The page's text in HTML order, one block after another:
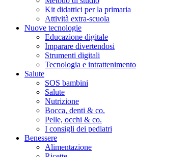
Kit didattici per la primaria
Attività extra-scuola
Nuove tecnologie
Educazione digitale
Imparare divertendosi
Strumenti digitali
Tecnologia e intrattenimento
Salute
SOS bambini
Salute
Nutrizione
Bocca, denti & co.
Pelle, occhi & co.
I consigli dei pediatri
Benessere
Alimentazione